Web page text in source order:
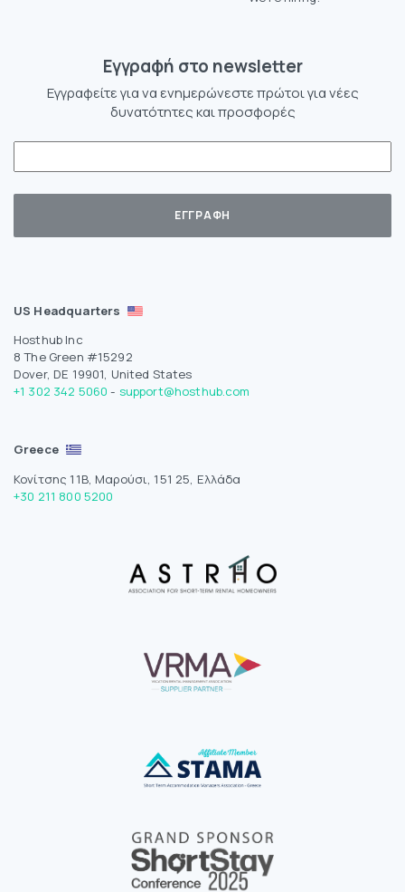
Eγγραφή στο newsletter
Εγγραφείτε για να ενημερώνεστε πρώτοι για νέες
δυνατότητες και προσφορές
US Headquarters
Hosthub Inc
8 The Green #15292
Dover, DE 19901, United States
+1 302 342 5060 - support@hosthub.com
Greece
Κονίτσης 11Β, Μαρούσι, 151 25, Ελλάδα
+30 211 800 5200